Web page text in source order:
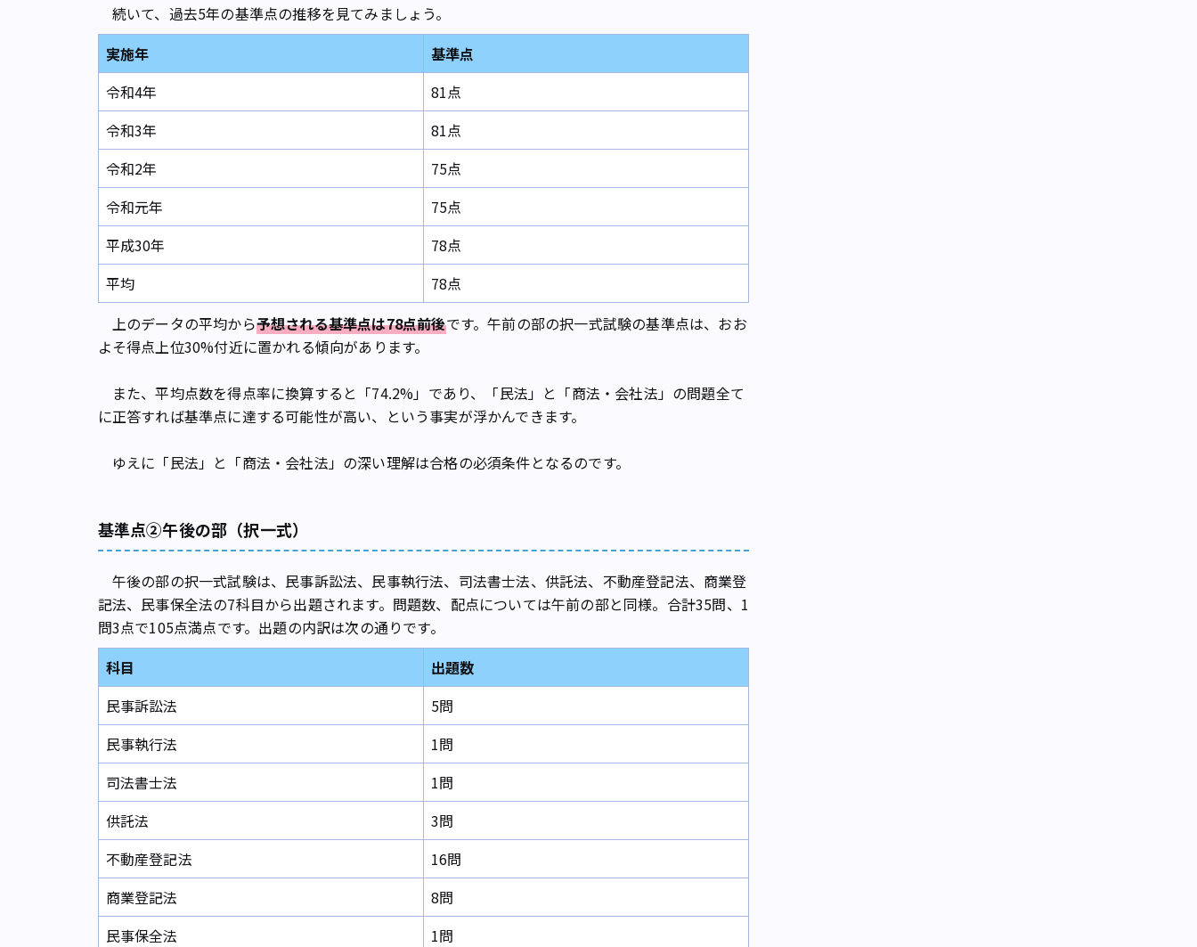
続いて、過去5年の基準点の推移を見てみましょう。
実施年
基準点
令和4年
81点
令和3年
81点
令和2年
75点
令和元年
75点
平成30年
78点
平均
78点
上のデータの平均から予想される基準点は78点前後です。午前の部の択一式試験の基準点は、おお
よそ得点上位30%付近に置かれる傾向があります。
また、平均点数を得点率に換算すると「74.2%」であり、「民法」と「商法・会社法」の問題全て
に正答すれば基準点に達する可能性が高い、という事実が浮かんできます。
ゆえに「民法」と「商法・会社法」の深い理解は合格の必須条件となるのです。
基準点②午後の部（択一式）
午後の部の択一式試験は、民事訴訟法、民事執行法、司法書士法、供託法、不動産登記法、商業登
記法、民事保全法の7科目から出題されます。問題数、配点については午前の部と同様。合計35問、1
問3点で105点満点です。出題の内訳は次の通りです。
科目
出題数
民事訴訟法
5問
民事執行法
1問
司法書士法
1問
供託法
3問
不動産登記法
16問
商業登記法
8問
民事保全法
1問